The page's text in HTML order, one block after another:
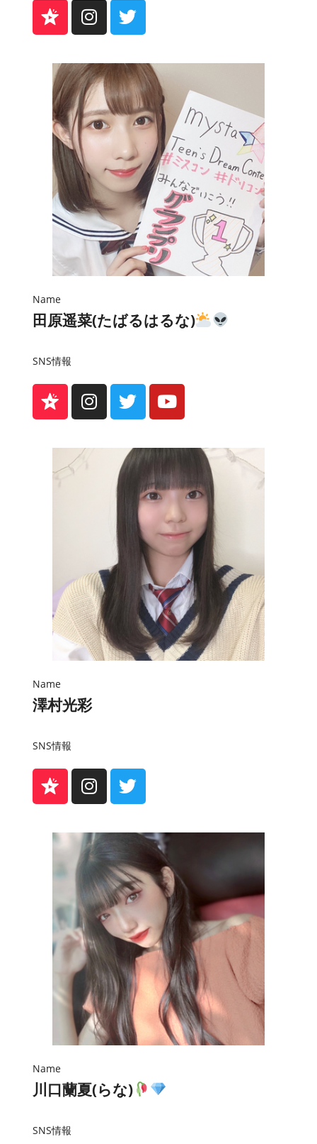
Name
田原遥菜(たばるはるな)
SNS情報
Name
澤村光彩
SNS情報
Name
川口蘭夏(らな)
SNS情報